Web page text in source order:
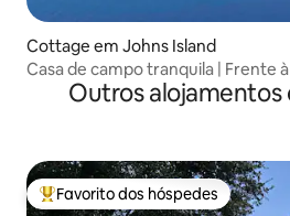
Cottage em Johns Island
Casa de campo tranquila | Frente
Outros alojamentos
Favoritos dos hóspedes mais
Favorito dos hóspedes